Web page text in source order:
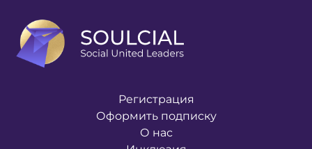
Регистрация
Оформить подписку
О нас